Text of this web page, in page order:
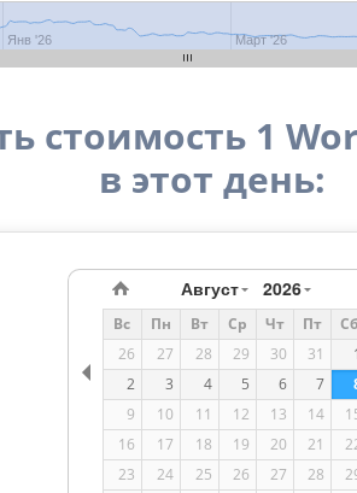
Янв '26 Март '26
стоимость 1
в этот день:
Август 2026
Вс Пн Вт Ср Чт Пт
Сб
26
27 28 29 30 31
2
3 4 5 6 7
9
10 11 12 13 14
16
17 18 19 20 21
23
24 25 26 27 28